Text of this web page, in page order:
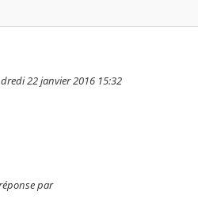
22 janvier 2016 15:32
par